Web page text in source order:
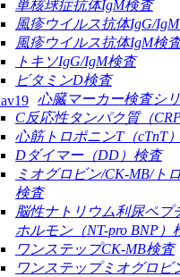
単核球症抗体IgM検査
風疹ウイルス抗体IgG/
風疹ウイルス抗体IgM検
トキソIgG/IgM検査
ビタミンD検査
心臓マーカー検査シ
C反応性タンパク質（
心筋トロポニンT（cTnT
Dダイマー（DD）検査
ミオグロビン/CK-MB/ト
検査
脳性ナトリウム利尿ペプ
ホルモン（NT-pro BNP）
ワンステップCK-MB検査
ワンステップミオグロビ